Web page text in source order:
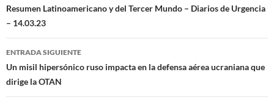
Navegación
de
entradas
Resumen Latinoamericano y del Tercer Mundo – Diarios de Urgencia
– 14.03.23
ENTRADA SIGUIENTE
Un misil hipersónico ruso impacta en la defensa aérea ucraniana que
dirige la OTAN